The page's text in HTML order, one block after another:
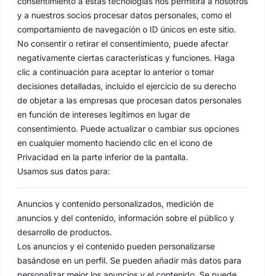
y a nuestros socios procesar datos personales, como el
comportamiento de navegación o ID únicos en este sitio.
No consentir o retirar el consentimiento, puede afectar
negativamente ciertas características y funciones. Haga
clic a continuación para aceptar lo anterior o tomar
decisiones detalladas, incluido el ejercicio de su derecho
de objetar a las empresas que procesan datos personales
en función de intereses legítimos en lugar de
consentimiento. Puede actualizar o cambiar sus opciones
en cualquier momento haciendo clic en el icono de
Privacidad en la parte inferior de la pantalla.
Usamos sus datos para:
Anuncios y contenido personalizados, medición de
anuncios y del contenido, información sobre el público y
desarrollo de productos.
Los anuncios y el contenido pueden personalizarse
basándose en un perfil. Se pueden añadir más datos para